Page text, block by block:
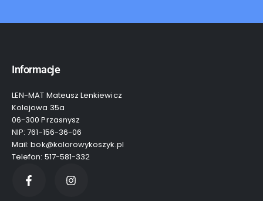
Informacje
LEN-MAT Mateusz Lenkiewicz
Kolejowa 35a
06-300 Przasnysz
NIP: 761-156-36-06
Mail: bok@kolorowykoszyk.pl
Telefon: 517-581-332